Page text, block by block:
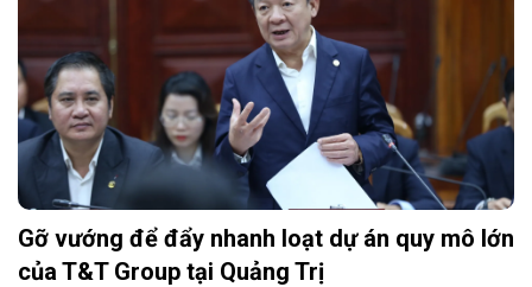
Gỡ vướng để đẩy nhanh loạt dự án quy mô lớn
của T&T Group tại Quảng Trị